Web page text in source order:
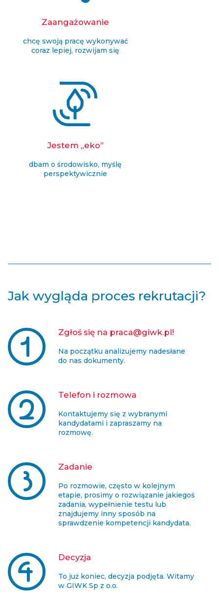
Zaangażowanie
chcę swoją pracę wykonywać
coraz lepiej, rozwijam się
Jestem „eko”
dbam o środowisko, myślę
perspektywicznie
Jak wygląda proces rekrutacji?
Zgłoś się na praca@giwk.pl!
Na początku analizujemy nadesłane
do nas dokumenty.
Telefon i rozmowa
Kontaktujemy się z wybranymi
kandydatami i zapraszamy na
rozmowę.
Zadanie
Po rozmowie, często w kolejnym
etapie, prosimy o rozwiązanie jakiegoś
zadania, wypełnienie testu lub
znajdujemy inny sposób na
sprawdzenie kompetencji kandydata.
Decyzja
To już koniec, decyzja podjęta. Witamy
w GIWK Sp z o.o.